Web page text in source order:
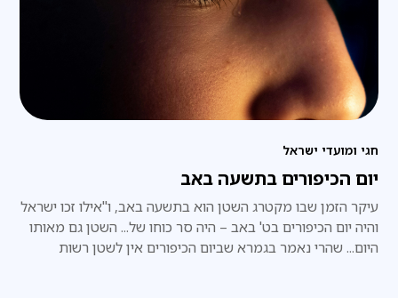
חגי ומועדי ישראל
יום הכיפורים בתשעה באב
עיקר הזמן שבו מקטרג השטן הוא בתשעה באב, ו"אילו זכו ישראל
והיה יום הכיפורים בט' באב – היה סר כוחו של... השטן גם מאותו
היום... שהרי נאמר בגמרא שביום הכיפורים אין לשטן רשות